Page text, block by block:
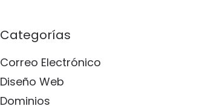
Categorías
Correo Electrónico
Diseño Web
Dominios